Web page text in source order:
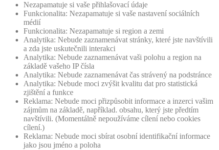
Nezapamatuje si vaše přihlašovací údaje
Funkcionalita: Nezapamatuje si vaše nastavení sociálních
médií
Funkcionalita: Nezapamatuje si region a zemi
Analytika: Nebude zaznamenávat stránky, které jste navštívili
a zda jste uskutečnili interakci
Analytika: Nebude zaznamenávat vaši polohu a region na
základě vašeho IP čísla
Analytika: Nebude zaznamenávat čas strávený na podstránce
Analytika: Nebude moci zvýšit kvalitu dat pro statistická
zjištění a funkce
Reklama: Nebude moci přizpůsobit informace a inzerci vašim
zájmům na základě, například. obsahu, který jste předtím
navštívili. (Momentálně nepoužíváme cílení nebo cookies
cílení.)
Reklama: Nebude moci sbírat osobní identifikační informace
jako jsou jméno a poloha